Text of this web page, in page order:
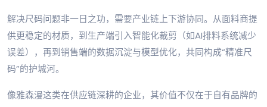
解决尺码问题非一日之功，需要产业链上下游协同。从面料商提
供更稳定的材质，到生产端引入智能化裁剪（如AI排料系统减少
误差），再到销售端的数据沉淀与模型优化，共同构成“精准尺
码”的护城河。
像雅森漫这类在供应链深耕的企业，其价值不仅在于自有品牌的